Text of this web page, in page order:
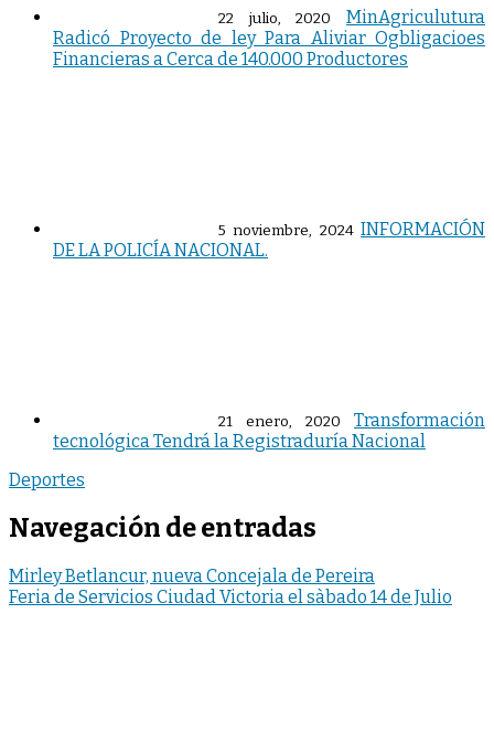
22 julio, 2020
MinAgriculutura
Radicó Proyecto de ley Para Aliviar Ogbligacioes
Financieras a Cerca de 140.000 Productores
5 noviembre, 2024 INFORMACIÓN
DE LA POLICÍA NACIONAL.
21 enero, 2020
Transformación
tecnológica Tendrá la Registraduría Nacional
Deportes
Navegación de entradas
Mirley Betlancur, nueva Concejala de Pereira
Feria de Servicios Ciudad Victoria el sàbado 14 de Julio